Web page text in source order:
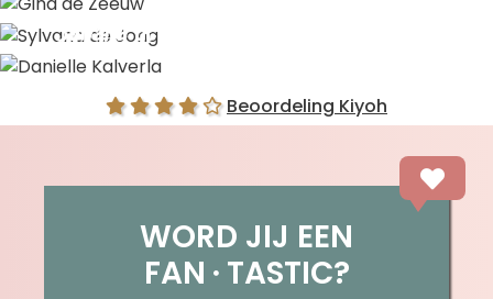
Sylvana de Jong
Beoordeling Kiyoh
WORD JIJ EEN
FAN TASTIC?